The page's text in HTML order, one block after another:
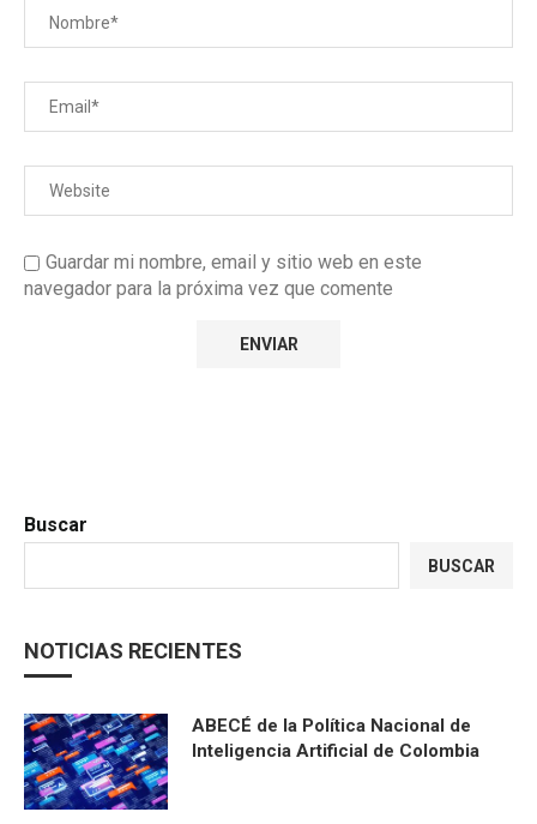
Guardar mi nombre, email y sitio web en este
navegador para la próxima vez que comente
Buscar
BUSCAR
NOTICIAS RECIENTES
ABECÉ de la Política Nacional de
Inteligencia Artificial de Colombia